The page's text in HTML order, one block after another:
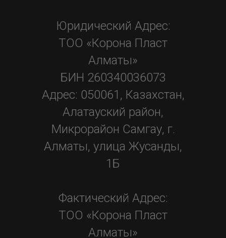
Юридический Адрес:
ТОО «Корона Пласт
Алматы»
БИН 260340036073
Адрес: 050061, Казахстан,
Алатауский район,
Микрорайон Самгау, г.
Алматы, улица Жусанды,
1Б
Фактический Адрес:
ТОО «Корона Пласт
Алматы»